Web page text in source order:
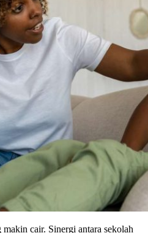
cair. Sinergi antara sekolah